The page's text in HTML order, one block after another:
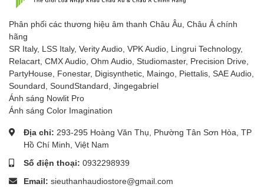
Phân phối các thương hiệu âm thanh Châu Âu, Châu Á chính
hãng
SR Italy, LSS Italy, Verity Audio, VPK Audio, Lingrui Technology,
Relacart, CMX Audio, Ohm Audio, Studiomaster, Precision Drive,
PartyHouse, Fonestar, Digisynthetic, Maingo, Piettalis, SAE Audio,
Soundard, SoundStandard, Jingegabriel
Ánh sáng Nowlit Pro
Ánh sáng Color Imagination
Địa chỉ: 293-295 Hoàng Văn Thụ, Phường Tân Sơn Hòa, TP
Hồ Chí Minh, Việt Nam
Số điện thoại: 0932298939
Email: sieuthanhaudiostore@gmail.com